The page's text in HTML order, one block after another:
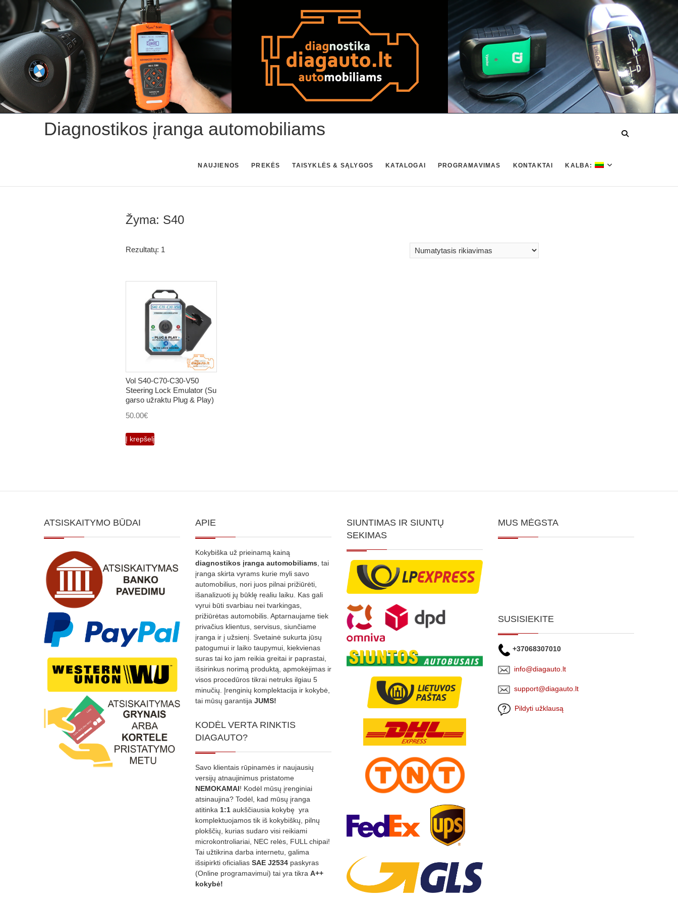
Skip
content
Diagnostikos įranga automobiliams
NAUJIENOS PREKĖS TAISYKLĖS & SĄLYGOS KATALOGAI PROGRAMAVIMAS KONTAKTAI KALBA:
Žyma: S40
Rezultatų: 1
Vol S40-C70-C30-V50
Steering Lock Emulator (Su
garso užraktu Plug & Play)
50.00€
Į krepšelį
ATSISKAITYMO BŪDAI APIE
Kokybiška už prieinamą kainą
diagnostikos įranga automobiliams , tai
įranga skirta vyrams kurie myli savo
automobilius, nori juos pilnai prižiūrėti,
išanalizuoti jų būklę realiu laiku. Kas gali
vyrui būti svarbiau nei tvarkingas,
prižiūrėtas automobilis. Aptarnaujame tiek
privačius klientus, servisus, siunčiame
įranga ir į užsienį. Svetainė sukurta jūsų
patogumui ir laiko taupymui, kiekvienas
suras tai ko jam reikia greitai ir paprastai,
išsirinkus norimą produktą, apmokėjimas ir
visos procedūros tikrai netruks ilgiau 5
minučių. Įrenginių komplektacija ir kokybė,
tai mūsų garantija JUMS!
KODĖL VERTA RINKTIS
DIAGAUTO?
Savo klientais rūpinamės ir naujausių
versijų atnaujinimus pristatome
NEMOKAMAI! Kodėl mūsų įrenginiai
atsinaujina? Todėl, kad mūsų įranga
atitinka 1:1 aukščiausia kokybę yra
komplektuojamos tik iš kokybiškų, pilnų
plokščių, kurias sudaro visi reikiami
microkontroliariai, NEC relės, FULL chipai!
Tai užtikrina darba internetu, galima
išsipirkti oficialias SAE J2534 paskyras
(Online programavimui) tai yra tikra A++
kokybė!
SIUNTIMAS IR SIUNTŲ
SEKIMAS
MUS MĖGSTA
SUSISIEKITE
+37068307010
info@diagauto.lt
support@diagauto.lt
Pildyti užklausą